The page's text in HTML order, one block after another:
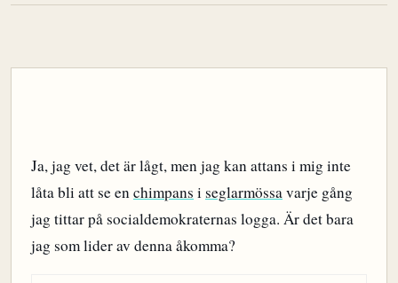
Ja, jag vet, det är lågt, men jag kan attans i mig inte
låta bli att se enchimpans iseglarmössavarje gång
jag tittar på socialdemokraternas logga. Är det bara
jag som lider av denna åkomma?